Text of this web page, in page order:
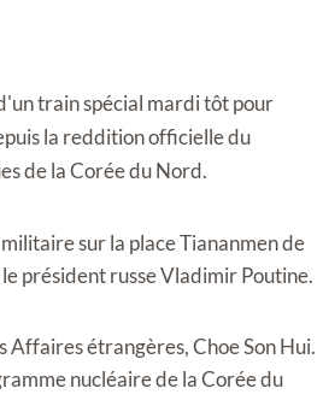
train spécial mardi tôt pour
la reddition officielle du
de la Corée du Nord.
sur la place Tiananmen de
président russe Vladimir Poutine.
Affaires étrangères, Choe Son Hui.
nucléaire de la Corée du